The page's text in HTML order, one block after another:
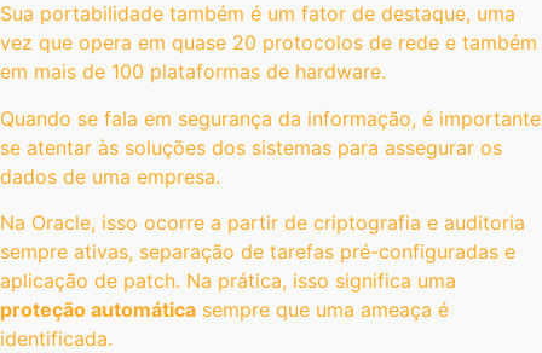
Sua portabilidade também é um fator de destaque, uma
vez que opera em quase 20 protocolos de rede e também
em mais de 100 plataformas de hardware.
Quando se fala em segurança da informação, é importante
se atentar às soluções dos sistemas para assegurar os
dados de uma empresa.
Na Oracle, isso ocorre a partir de criptografia e auditoria
sempre ativas, separação de tarefas pré-configuradas e
aplicação de patch. Na prática, isso significa uma
proteção automática sempre que uma ameaça é
identificada.